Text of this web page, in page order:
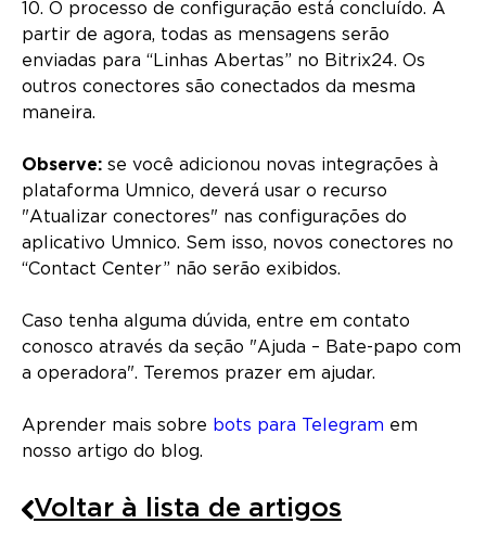
10. O processo de configuração está concluído. A
partir de agora, todas as mensagens serão
enviadas para “Linhas Abertas” no Bitrix24. Os
outros conectores são conectados da mesma
maneira.
Observe: se você adicionou novas integrações à
plataforma Umnico, deverá usar o recurso
"Atualizar conectores" nas configurações do
aplicativo Umnico. Sem isso, novos conectores no
“Contact Center” não serão exibidos.
Caso tenha alguma dúvida, entre em contato
conosco através da seção "Ajuda – Bate-papo com
a operadora". Teremos prazer em ajudar.
Aprender mais sobre bots para Telegram em
nosso artigo do blog.
Voltar à lista de artigos